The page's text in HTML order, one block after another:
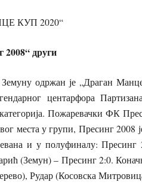
КУП 2020“
други
одржан је „Драган Манце
центарфора
Пожаревачки ФК
места у групи, Пресинг 2008
и у полуфиналу:
(Земун) – Пресинг 2:0.
Рудар (Косовска